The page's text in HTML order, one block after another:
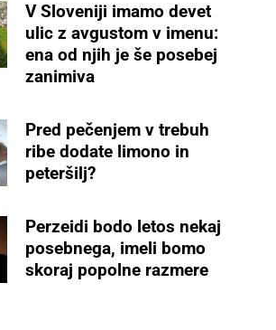
V Sloveniji imamo devet
ulic z avgustom v imenu:
ena od njih je še posebej
zanimiva
Pred pečenjem v trebuh
ribe dodate limono in
peteršilj?
Perzeidi bodo letos nekaj
posebnega, imeli bomo
skoraj popolne razmere